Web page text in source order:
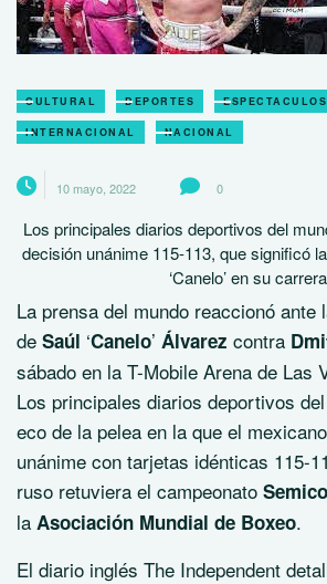
CULTURAL DEPORTES ESPECTACULOS
INTERNACIONAL NACIONAL
10 mayo, 2022 0
Los principales diarios deportivos del
decisión unánime 115-113, que significó
‘Canelo’ en su carrera
La prensa del mundo reaccionó ante
de Saúl ‘Canelo’ Álvarez contra
sábado en la T-Mobile Arena de Las
Los principales diarios deportivos
eco de la pelea en la que el
unánime con tarjetas idénticas 115-
ruso retuviera el campeonato
la Asociación Mundial de Boxeo.
El diario inglés The Independent